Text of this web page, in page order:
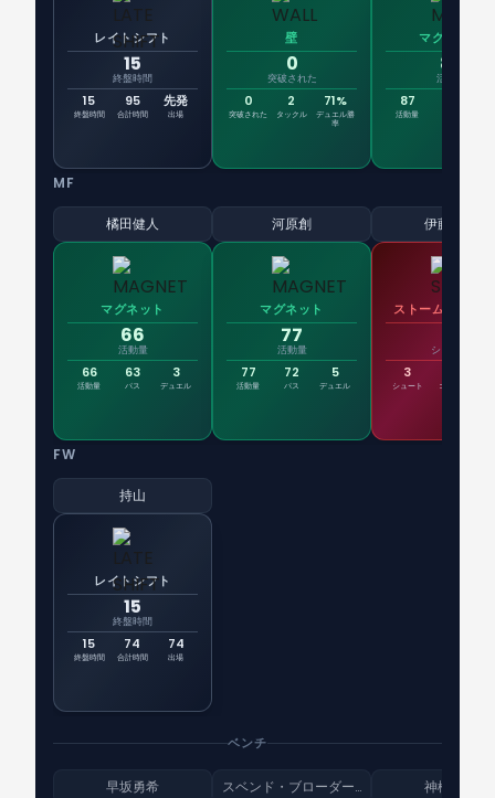
レイトシフト
15
終盤時間
15
終盤時間
95
合計時間
先発
出場
壁
0
突破された
0
突破された
2
タックル
71%
デュエル勝
率
マグネット
87
活動量
87
活動量
MF
橘田健人
マグネット
66
活動量
66
活動量
63
パス
3
デュエル
河原創
マグネット
77
活動量
77
活動量
72
パス
5
デュエル
伊藤達哉
ストームトルー
シュート
3
シュート ゴール
FW
持山
レイトシフト
15
終盤時間
15
終盤時間
74
合計時間
74
出場
ベンチ
早坂勇希 スベンド・ブローダーセン 神橋良汰